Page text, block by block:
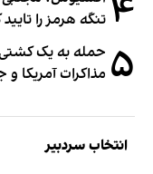
۴ تنگه هرمز را
۵ حمله به یک کشتی
مذاکرات آمریکا
انتخاب سردبیر